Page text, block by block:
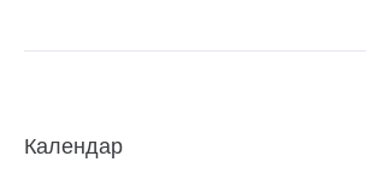
Календар